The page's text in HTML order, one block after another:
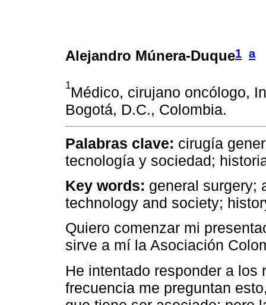
Alejandro Múnera-Duque1 a
1Médico, cirujano oncólogo,
Bogotá, D.C., Colombia.
Palabras clave: cirugía
tecnología y sociedad;
Key words: general surgery;
technology and society;
Quiero comenzar mi
sirve a mí la Asociación
He intentado responder a
frecuencia me preguntan